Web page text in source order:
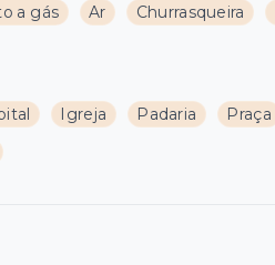
a gás Ar Churrasqueira
Igreja Padaria Praça